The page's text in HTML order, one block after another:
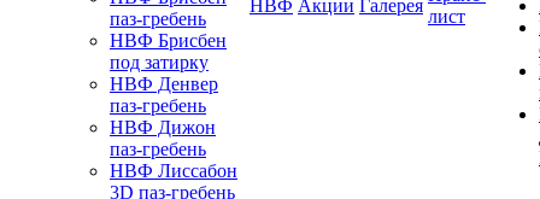
паз-гребень
НВФ Брисбен
под затирку
НВФ Денвер
паз-гребень
НВФ Дижон
паз-гребень
НВФ Лиссабон
3D паз-гребень
НВФ Акции Галерея
лист